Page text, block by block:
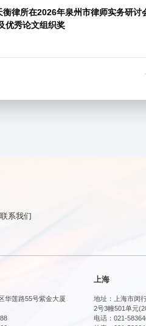
衡律所在2026年泉州市律师实务研讨
优秀论文组织奖
联系我们
华莲路55号紫金大厦
上海
地址：上海市闵
2号3幢501单元
电话：021-